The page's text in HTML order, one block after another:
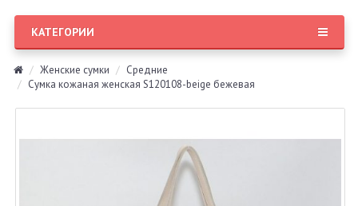
КАТЕГОРИИ
Женские сумки
Средние
Сумка кожаная женская S120108-beige бежевая